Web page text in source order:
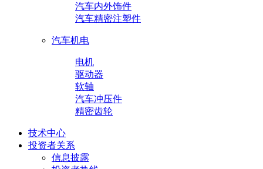
汽车内外饰件
汽车精密注塑件
汽车机电
电机
驱动器
软轴
汽车冲压件
精密齿轮
技术中心
投资者关系
信息披露